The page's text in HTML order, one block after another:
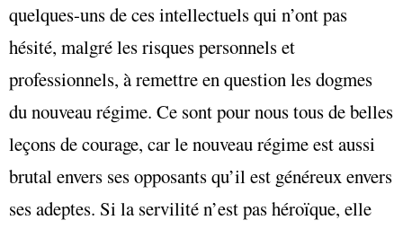
quelques-uns de ces intellectuels qui n’ont pas
hésité, malgré les risques personnels et
professionnels, à remettre en question les dogmes
du nouveau régime. Ce sont pour nous tous de belles
leçons de courage, car le nouveau régime est aussi
brutal envers ses opposants qu’il est généreux envers
ses adeptes. Si la servilité n’est pas héroïque, elle